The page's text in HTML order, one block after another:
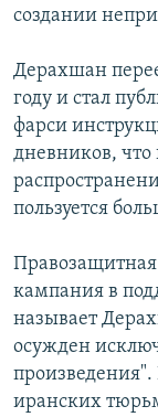
создании
Дерахшан
году и стал
фарси
дневников, что
пользуется
кампания в
называет
осужден
иранских